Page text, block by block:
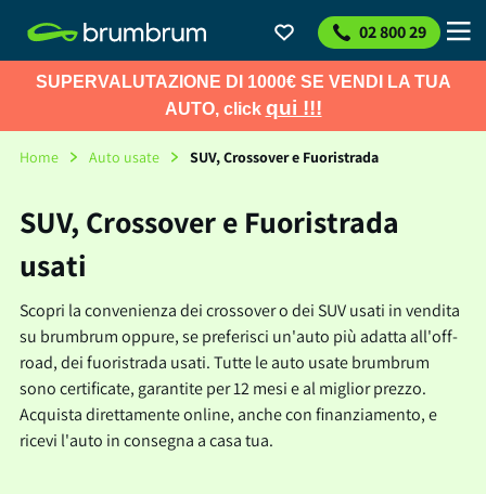
02 800 29
SUPERVALUTAZIONE DI 1000€ SE VENDI LA TUA
AUTO, click qui !!!
Home Auto usate SUV, Crossover e Fuoristrada
SUV, Crossover e Fuoristrada
usati
Scopri la convenienza dei crossover o dei SUV usati in vendita
su brumbrum oppure, se preferisci un'auto più adatta all'off-
road, dei fuoristrada usati. Tutte le auto usate brumbrum
sono certificate, garantite per 12 mesi e al miglior prezzo.
Acquista direttamente online, anche con finanziamento, e
ricevi l'auto in consegna a casa tua.